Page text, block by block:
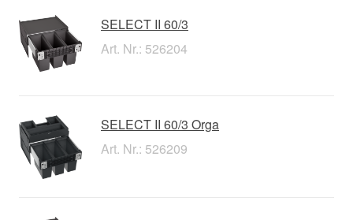
SELECT II 60/3
Art. Nr.: 526204
SELECT II 60/3 Orga
Art. Nr.: 526209